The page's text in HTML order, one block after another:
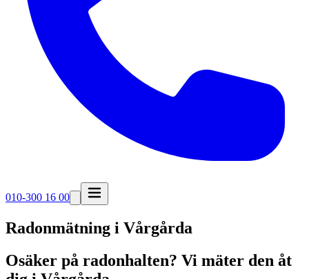
010-300 16 00
Radonmätning i Vårgårda
Osäker på radonhalten? Vi mäter den åt